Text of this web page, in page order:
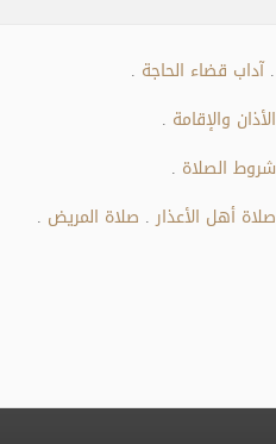
آداب قضاء الحاجة
الأذان والإقامة
شروط الصلاة
صلاة أهل الأعذار صلاة المريض